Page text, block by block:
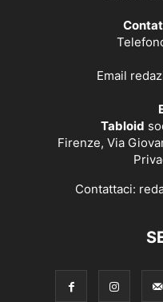
Email
Tabloid
Firenze, Via
Contattaci: